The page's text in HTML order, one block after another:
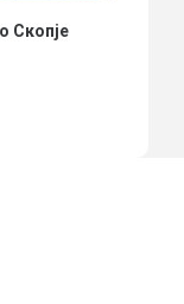
Скопје